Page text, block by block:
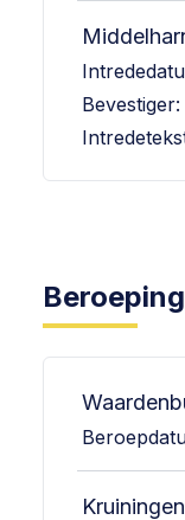
Bevestiger:
Kruiningen